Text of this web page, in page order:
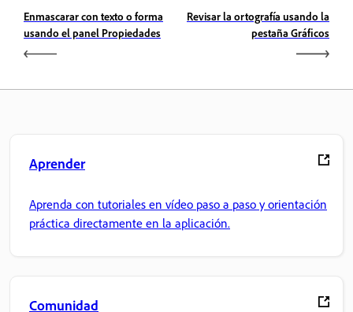
Enmascarar con texto o forma
usando el panel Propiedades
Revisar la ortografía usando la
pestaña Gráficos
Aprender
Aprenda con tutoriales en vídeo paso a paso y orientación
práctica directamente en la aplicación.
Comunidad